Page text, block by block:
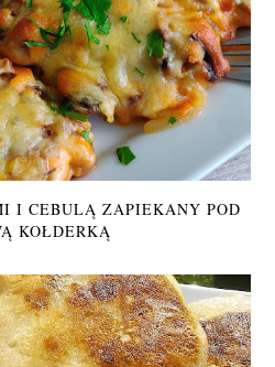
I CEBULĄ ZAPIEKANY POD
KOŁDERKĄ